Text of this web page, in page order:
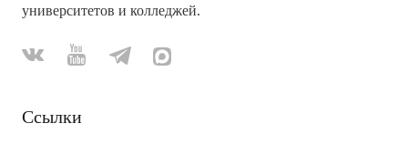
университетов и колледжей.
Ссылки